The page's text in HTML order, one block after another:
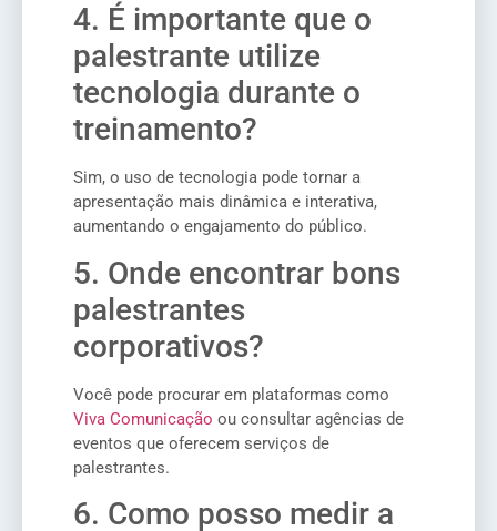
4. É importante que o
palestrante utilize
tecnologia durante o
treinamento?
Sim, o uso de tecnologia pode tornar a
apresentação mais dinâmica e interativa,
aumentando o engajamento do público.
5. Onde encontrar bons
palestrantes
corporativos?
Você pode procurar em plataformas como
Viva Comunicação ou consultar agências de
eventos que oferecem serviços de
palestrantes.
6. Como posso medir a